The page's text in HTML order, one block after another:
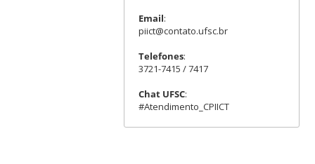
Email:
piict@contato.ufsc.br
Telefones:
3721-7415 / 7417
Chat UFSC:
#Atendimento_CPIICT